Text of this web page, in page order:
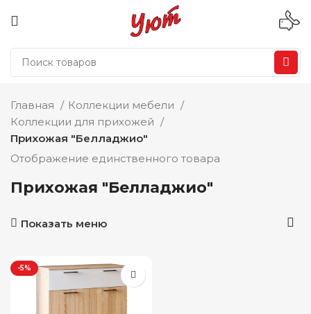
Главная
Коллекции мебели
Коллекции для прихожей
Прихожая "Белладжио"
Отображение единственного товара
Прихожая "Белладжио"
Показать меню
-5%